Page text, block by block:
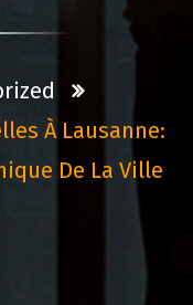
À Lausanne:
De La Ville